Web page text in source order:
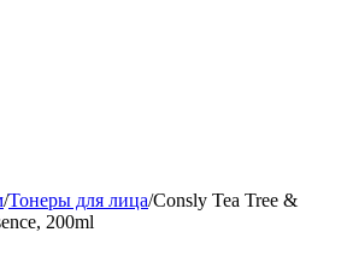
/Тонеры для лица/Consly Tea Tree &
200ml